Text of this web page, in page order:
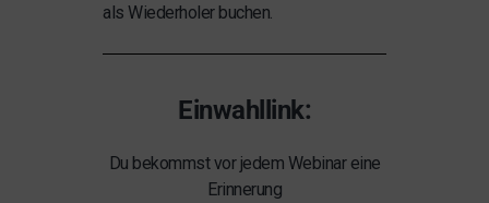
als Wiederholer buchen.
Einwahllink:
Du bekommst vor jedem Webinar eine
Erinnerung